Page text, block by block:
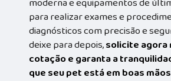
para realizar exames e
diagnósticos com precisão e
deixe para depois,solicite agora
cotação e garanta a
que seu pet está em boas